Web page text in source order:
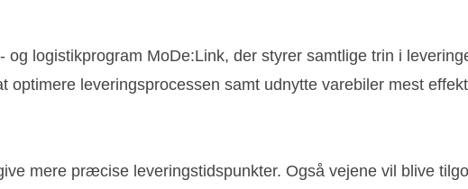
logistikprogram MoDe:Link, der styrer samtlige trin i
leveringsprocessen samt udnytte varebiler mest
mere præcise leveringstidspunkter. Også vejene vil blive